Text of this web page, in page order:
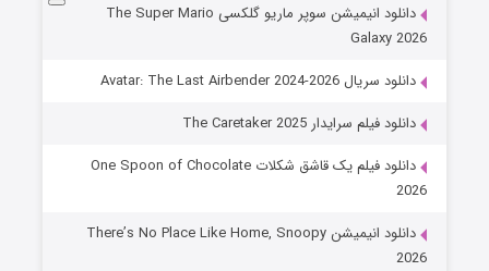
دانلود انیمیشن سوپر ماریو گلکسی The Super Mario
Galaxy 2026
دانلود سریال Avatar: The Last Airbender 2024-2026
دانلود فیلم سرایدار The Caretaker 2025
دانلود فیلم یک قاشق شکلات One Spoon of Chocolate
2026
دانلود انیمیشن There’s No Place Like Home, Snoopy
2026